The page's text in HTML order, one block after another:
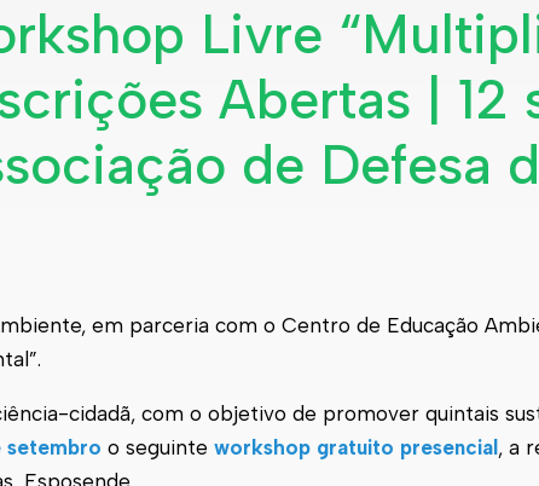
Livre
Abertas | 12
de Defesa
em parceria com o Centro de Educação
cidadã, com o objetivo de promover quintais
setembro o seguinte workshop gratuito presencial, a
Esposende.